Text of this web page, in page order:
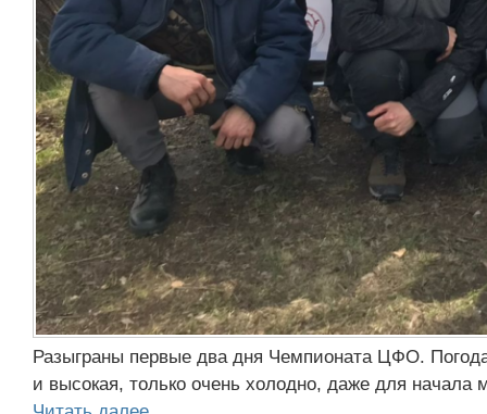
Разыграны первые два дня Чемпионата ЦФО.
и высокая, только очень холодно, даже для начала